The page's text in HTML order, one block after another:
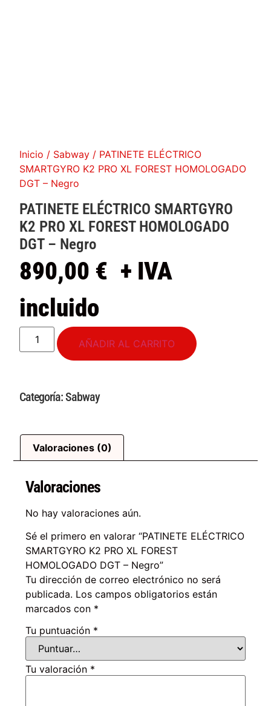
Inicio / Sabway / PATINETE ELÉCTRICO
SMARTGYRO K2 PRO XL FOREST HOMOLOGADO
DGT – Negro
PATINETE ELÉCTRICO SMARTGYRO
K2 PRO XL FOREST HOMOLOGADO
DGT– Negro
890,00 € + IVA
incluido
AÑADIR AL CARRITO
Categoría:Sabway
Valoraciones (0)
Valoraciones
No hay valoraciones aún.
Sé el primero en valorar “PATINETE ELÉCTRICO
SMARTGYRO K2 PRO XL FOREST
HOMOLOGADO DGT – Negro”
Tu dirección de correo electrónico no será
publicada. Los campos obligatorios están
marcados con *
Tu puntuación *
Tu valoración *